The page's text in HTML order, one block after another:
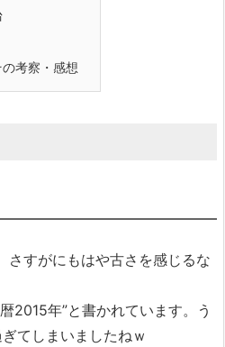
考察・感想
さすがにもはや古さを感じるな
2015年”と書かれています。う
てしまいましたねｗ